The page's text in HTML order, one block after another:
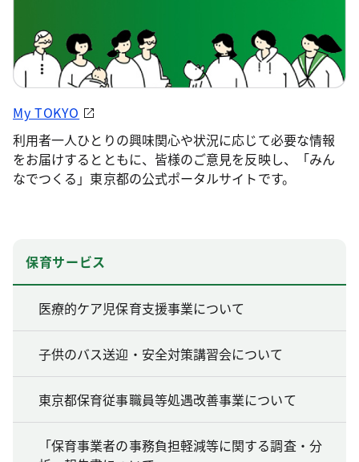
My TOKYO
利用者一人ひとりの興味関心や状況に応じて必要な情報
をお届けするとともに、皆様のご意見を反映し、「みん
なでつくる」東京都の公式ポータルサイトです。
保育サービス
医療的ケア児保育支援事業について
子供のバス送迎・安全対策講習会について
東京都保育従事職員等処遇改善事業について
「保育事業者の事務負担軽減等に関する調査・分